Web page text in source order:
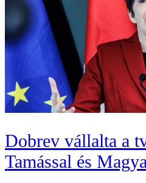
Dobrev vállalta a
Tamással és